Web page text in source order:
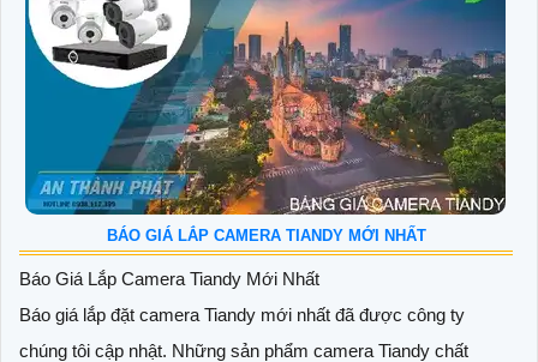
BÁO GIÁ LẮP CAMERA TIANDY MỚI NHẤT
Báo Giá Lắp Camera Tiandy Mới Nhất
Báo giá lắp đặt camera Tiandy mới nhất đã được công ty
chúng tôi cập nhật. Những sản phẩm camera Tiandy chất